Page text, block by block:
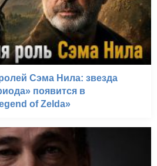
Сэма Нила: звезда
появится в
of Zelda»